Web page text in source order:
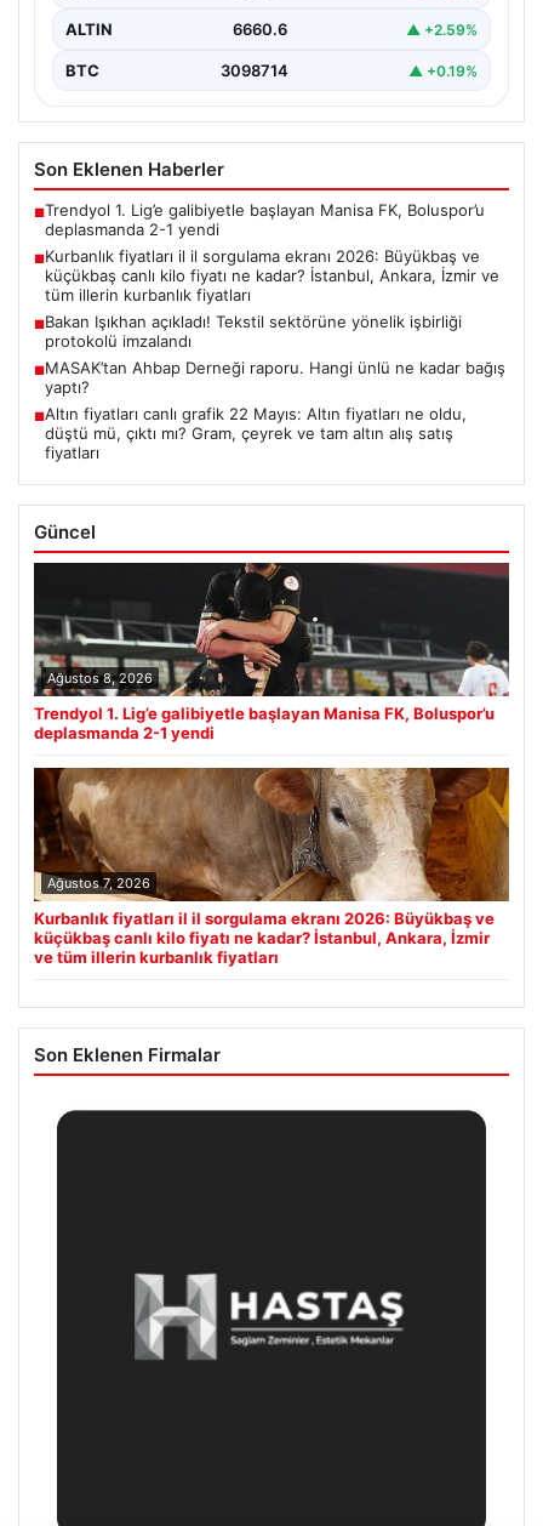
ALTIN 6660.6 ▲ +2.59%
BTC 3098714 ▲ +0.19%
Son Eklenen Haberler
■Trendyol 1. Lig’e galibiyetle başlayan Manisa FK, Boluspor’u
deplasmanda 2-1 yendi
■Kurbanlık fiyatları il il sorgulama ekranı 2026: Büyükbaş ve
küçükbaş canlı kilo fiyatı ne kadar? İstanbul, Ankara, İzmir ve
tüm illerin kurbanlık fiyatları
■Bakan Işıkhan açıkladı! Tekstil sektörüne yönelik işbirliği
protokolü imzalandı
■MASAK’tan Ahbap Derneği raporu. Hangi ünlü ne kadar bağış
yaptı?
■Altın fiyatları canlı grafik 22 Mayıs: Altın fiyatları ne oldu,
düştü mü, çıktı mı? Gram, çeyrek ve tam altın alış satış
fiyatları
Güncel
Ağustos 8, 2026
Trendyol 1. Lig’e galibiyetle başlayan Manisa FK, Boluspor’u
deplasmanda 2-1 yendi
Ağustos 7, 2026
Kurbanlık fiyatları il il sorgulama ekranı 2026: Büyükbaş ve
küçükbaş canlı kilo fiyatı ne kadar? İstanbul, Ankara, İzmir
ve tüm illerin kurbanlık fiyatları
Son Eklenen Firmalar